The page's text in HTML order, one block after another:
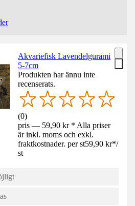
Akvariefisk Lavendelgurami
5-7cm
Produkten har ännu inte
recenserats.
(0)
pris — 59,90 kr * Alla priser
är inkl. moms och exkl.
fraktkostnader. per st59,90 kr*/
st